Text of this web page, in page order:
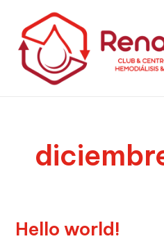
contenido
Hello world!
Hello